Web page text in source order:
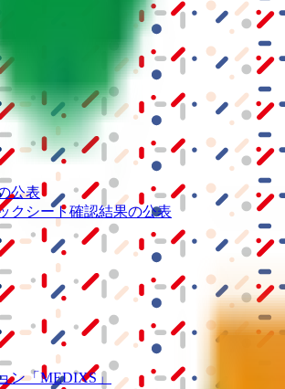
公表
クシート確認結果の公表
ン「MEDIXS」